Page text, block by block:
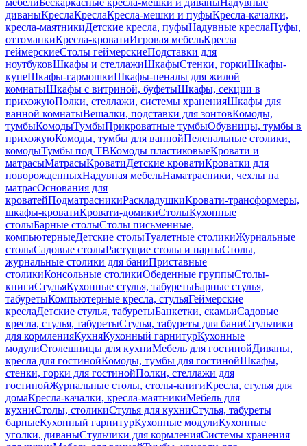
мебелиБескаркасные кресла-мешки и диваныНадувные
диваныКреслаКреслаКресла-мешки и пуфыКресла-качалки,
кресла-маятникиДетские кресла, пуфыНадувные креслаПуфы,
оттоманкиКресла-кроватиИгровая мебельКресла
геймерскиеСтолы геймерскиеПодставки для
ноутбуковШкафы и стеллажиШкафыСтенки, горкиШкафы-
купеШкафы-гармошкиШкафы-пеналы для жилой
комнатыШкафы с витриной, буфетыШкафы, секции в
прихожуюПолки, стеллажи, системы храненияШкафы для
ванной комнатыВешалки, подставки для зонтовКомоды,
тумбыКомодыТумбыПрикроватные тумбыОбувницы, тумбы в
прихожуюКомоды, тумбы для ваннойПеленальные столики,
комодыТумбы под ТВКомоды пластиковыеКровати и
матрасыМатрасыКроватиДетские кроватиКроватки для
новорожденныхНадувная мебельНаматрасники, чехлы на
матрасОснования для
кроватейПодматрасникиРаскладушкиКровати-трансформеры,
шкафы-кроватиКровати-домикиСтолыКухонные
столыБарные столыСтолы письменные,
компьютерныеДетские столыТуалетные столикиЖурнальные
столыСадовые столыРастущие столы и партыСтолы,
журнальные столики для баниПриставные
столикиКонсольные столикиОбеденные группыСтолы-
книгиСтульяКухонные стулья, табуретыБарные стулья,
табуретыКомпьютерные кресла, стульяГеймерские
креслаДетские стулья, табуретыБанкетки, скамьиСадовые
кресла, стулья, табуретыСтулья, табуреты для баниСтульчики
для кормленияКухняКухонный гарнитурКухонные
модулиСтолешницы для кухниМебель для гостинойДиваны,
кресла для гостинойКомоды, тумбы для гостинойШкафы,
стенки, горки для гостинойПолки, стеллажи для
гостинойЖурнальные столы, столы-книгиКресла, стулья для
домаКресла-качалки, кресла-маятникиМебель для
кухниСтолы, столикиСтулья для кухниСтулья, табуреты
барныеКухонный гарнитурКухонные модулиКухонные
уголки, диваныСтульчики для кормленияСистемы хранения